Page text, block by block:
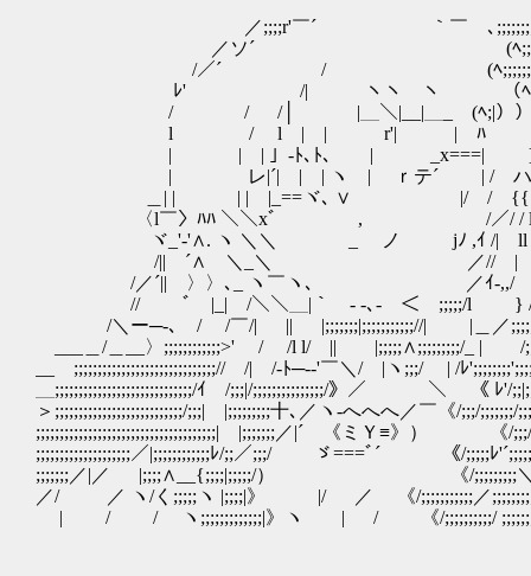
／;;;;r'￣´ ｀￣ゝ､;;;;;;;;;;
／ソ´ (ﾍ;;;;;;;ﾊ
/／´ / (ﾍ;;;;;;;|）
ﾚ' /| ヽヽ ヽ （ﾍ;;;;|
/ / /│ |＿＼|__|＿_ (ﾍ;|））
l / l | | r'| | ﾊ ｀
| | | 」-ﾄ､ﾄ､ | _x===| }（（ﾄ､ヽ
| レ|´| | | ヽ | ｒテ´ | / ハヽ
＿| | | | |_==ヾ､ ∨ |/ / {{￣
〈l￣〉ﾊﾊ ＼＼xﾞ , /／/ / llヾ
ヾ_'-'∧. ヽ ＼＼ _ ノ jﾉ ,ｲ /|
/||ゞ´∧ ＼_＼ゝ ／// |
/／´|| 〉〉､_ ヽ￣ヽ､ ／ｲ‐,,/ ﾞ|
// ﾞ |_| /＼＼＿|｀ - -､- ＜￣;;;;;/l } /｀│
/＼ー─-､ / /￣/| || |;;;;;;;|;;;;;;;;;;;//| |＿／
___＿/＿__〉;;;;;;;;;;;;>' / /l l/ || |;;;;;∧;;;;;;;;;/_ | /
__ゝ;;;;;;;;;;;;;;;;;;;;;;;;;;;;;;// /| /-ﾄ─--'￣＼/ |ヽ;;;/ | /ﾚ
＿;;;;;;;;;;;;;;;;;;;;;;;;;;;;;/ｲ /;;;|/;;;;;;;;;;;;;;;/》／ ＼ 《 ﾚ'/;;|;;;/
＞;;;;;;;;;;;;;;;;;;;;;;;;;;;/;;;| |;;;;;;;;;十､／ヽ-へへへ／￣《/;;;/;;;;;;;/
;;;;;;;;;;;;;;;;;;;;;;;;;;;;;;;;;;;;;;| |;;;;;;;／|´ 《ミＹ≡》） 《/;;;/
;;;;;;;;;;;;;;;;;;;;／|;;;;;;;;;;;;ﾚ/;;／;;;/ ゞ===ﾞ´ 《/;;;;;ﾚ
;;;;;;;／|／ |;;;;∧__{;;;;|;;;;;/） 《/;;;;;;;;;＼
／/ ／ ヽ/く;;;;;ヽ |;;;;|》 |/ ／ 《/;;;;;;;;;;;／
| / / ヽ;;;;;;;;;;;;;|》ヽ | / 《/;;;;;;;;;;/